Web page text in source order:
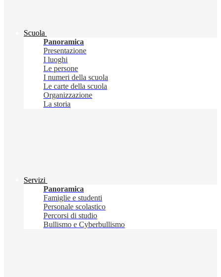
Scuola
Panoramica
Presentazione
I luoghi
Le persone
I numeri della scuola
Le carte della scuola
Organizzazione
La storia
Servizi
Panoramica
Famiglie e studenti
Personale scolastico
Percorsi di studio
Bullismo e Cyberbullismo